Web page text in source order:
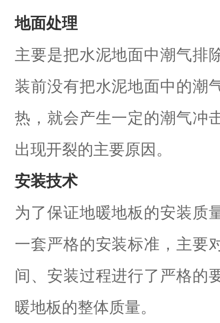
地面处理
主要是把水泥地面中潮气排
装前没有把水泥地面中的潮
热，就会产生一定的潮气冲
出现开裂的主要原因。
安装技术
为了保证地暖地板的安装质
一套严格的安装标准，主要
间、安装过程进行了严格的
暖地板的整体质量。